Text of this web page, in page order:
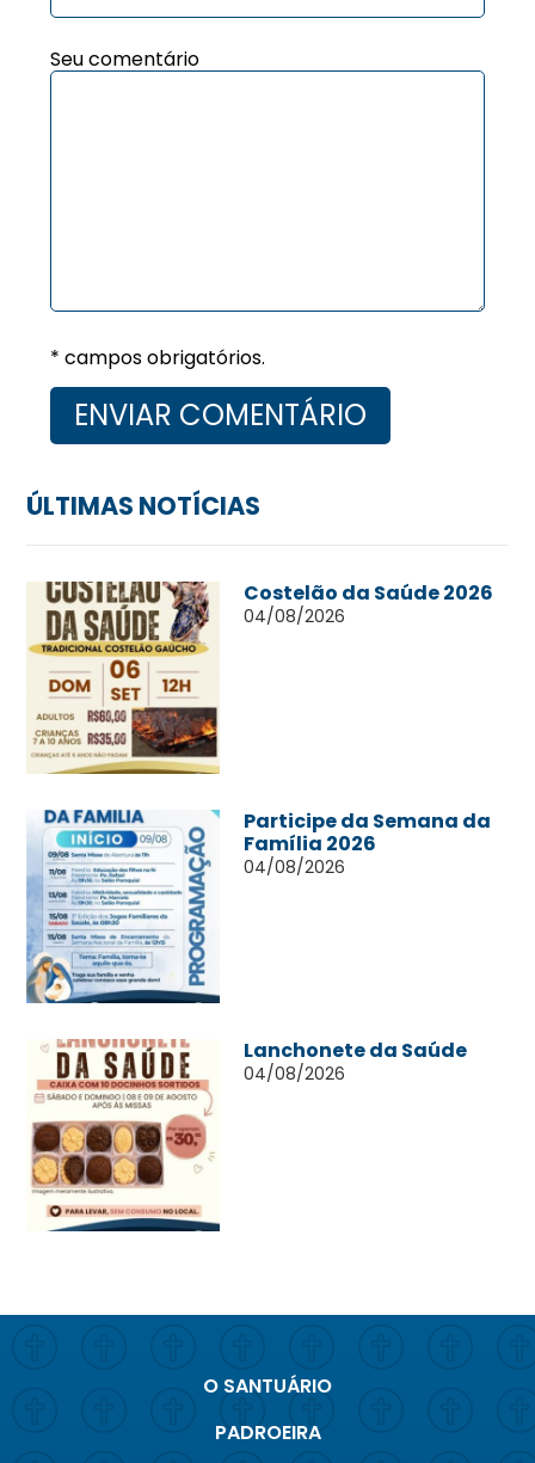
Seu comentário
* campos obrigatórios.
ÚLTIMAS NOTÍCIAS
Costelão da Saúde 2026
04/08/2026
Participe da Semana da
Família 2026
04/08/2026
Lanchonete da Saúde
04/08/2026
O SANTUÁRIO
PADROEIRA